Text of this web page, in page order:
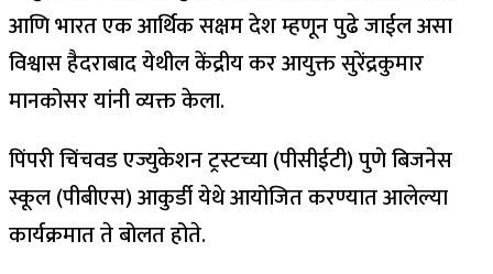
आणि भारत एक आर्थिक सक्षम देश म्हणून पुढे जाईल असा
विश्वास हैदराबाद येथील केंद्रीय कर आयुक्त सुरेंद्रकुमार
मानकोसर यांनी व्यक्त केला.
पिंपरी चिंचवड एज्युकेशन ट्रस्टच्या (पीसीईटी) पुणे बिजनेस
स्कूल (पीबीएस) आकुर्डी येथे आयोजित करण्यात आलेल्या
कार्यक्रमात ते बोलत होते.